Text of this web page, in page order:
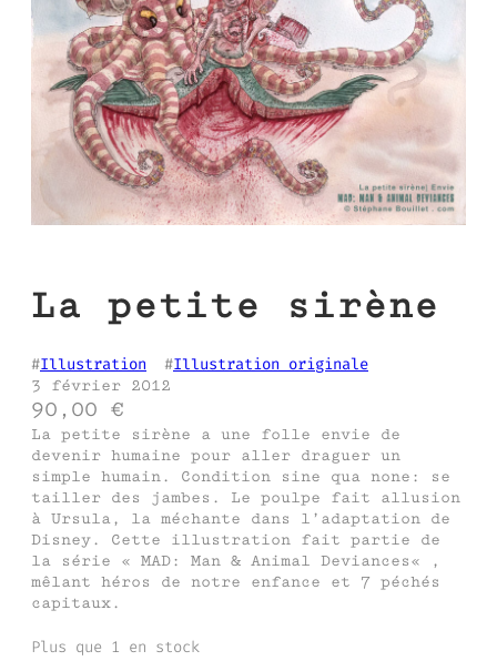
La petite sirène
#Illustration
  #
Illustration originale
3 février 2012
90,00 €
La petite sirène a une folle envie de
devenir humaine pour aller draguer un
simple humain. Condition sine qua none: se
tailler des jambes. Le poulpe fait allusion
à Ursula, la méchante dans l’adaptation de
Disney. Cette illustration fait partie de
la série « MAD: Man & Animal Deviances« ,
mêlant héros de notre enfance et 7 péchés
capitaux.
Plus que 1 en stock